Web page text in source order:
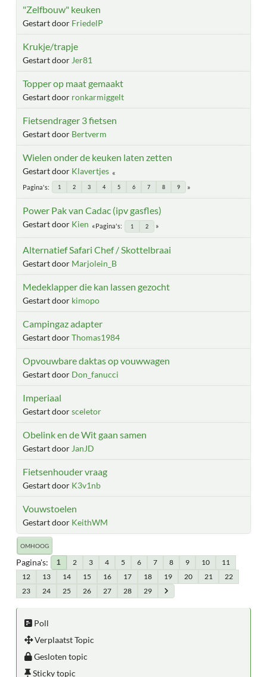
"Zelfbouw" keuken
Gestart door FriedelP
Krukje/trapje
Gestart door Jer81
Topper op maat gemaakt
Gestart door ronkarmiggelt
Fietsendrager 3 fietsen
Gestart door Bertverm
Wielen onder de keuken laten zetten
Gestart door Klavertjes
Pagina's 1 2 3 4 5 6 7 8 9
Power Pak van Cadac (ipv gasfles)
Gestart door Kien Pagina's 1 2
Alternatief Safari Chef / Skottelbraai
Gestart door Marjolein_B
Medeklapper die kan lassen gezocht
Gestart door kimopo
Campingaz adapter
Gestart doorThomas1984
Opvouwbare daktas op vouwwagen
Gestart door Don_fanucci
Imperiaal
Gestart doorsceletor
Obelink en de Wit gaan samen
Gestart door JanJD
Fietsenhouder vraag
Gestart door K3v1nb
Vouwstoelen
Gestart door KeithWM
OMHOOG
Pagina's 1 2 3 4 5 6 7 8 9 10
11
12
13 14 15 16 17 18 19 20 21
22
23
24 25 26 27 28 29
Poll
Verplaatst Topic
Gesloten topic
Sticky topic